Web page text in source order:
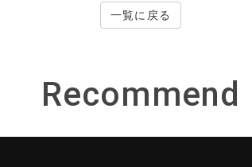
一覧に戻る
Recommend